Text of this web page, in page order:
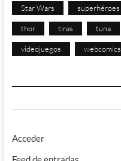
Star Wars superhéroes
thor tiras tuna
videojuegos webcomics
Acceder